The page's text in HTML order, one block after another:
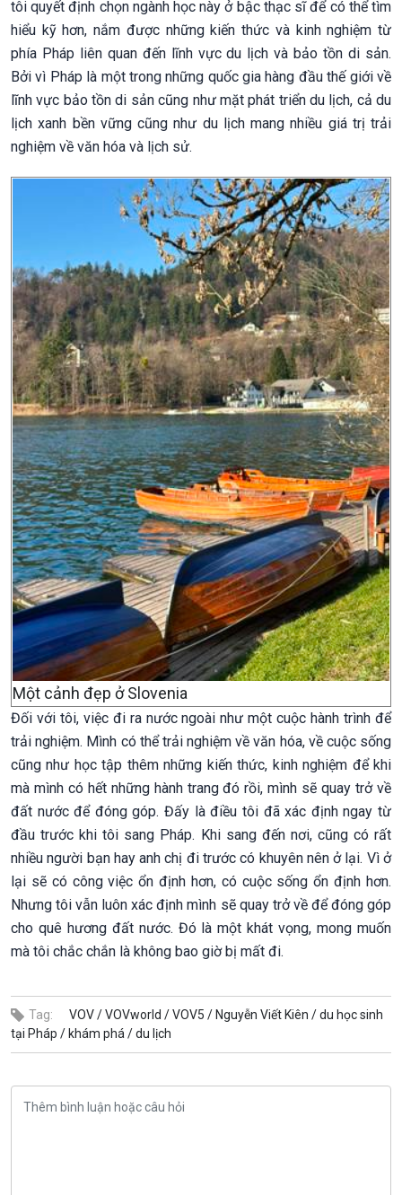
tôi quyết định chọn ngành học này ở bậc thạc sĩ để có thể tìm
hiểu kỹ hơn, nắm được những kiến thức và kinh nghiệm từ
phía Pháp liên quan đến lĩnh vực du lịch và bảo tồn di sản.
Bởi vì Pháp là một trong những quốc gia hàng đầu thế giới về
lĩnh vực bảo tồn di sản cũng như mặt phát triển du lịch, cả du
lịch xanh bền vững cũng như du lịch mang nhiều giá trị trải
nghiệm về văn hóa và lịch sử.
Một cảnh đẹp ở Slovenia
Đối với tôi, việc đi ra nước ngoài như một cuộc hành trình để
trải nghiệm. Mình có thể trải nghiệm về văn hóa, về cuộc sống
cũng như học tập thêm những kiến thức, kinh nghiệm để khi
mà mình có hết những hành trang đó rồi, mình sẽ quay trở về
đất nước để đóng góp. Đấy là điều tôi đã xác định ngay từ
đầu trước khi tôi sang Pháp. Khi sang đến nơi, cũng có rất
nhiều người bạn hay anh chị đi trước có khuyên nên ở lại. Vì ở
lại sẽ có công việc ổn định hơn, có cuộc sống ổn định hơn.
Nhưng tôi vẫn luôn xác định mình sẽ quay trở về để đóng góp
cho quê hương đất nước. Đó là một khát vọng, mong muốn
mà tôi chắc chắn là không bao giờ bị mất đi.
Tag: VOV /VOVworld /VOV5 / Nguyễn Viết Kiên /du học sinh
tại Pháp / khám phá /du lịch